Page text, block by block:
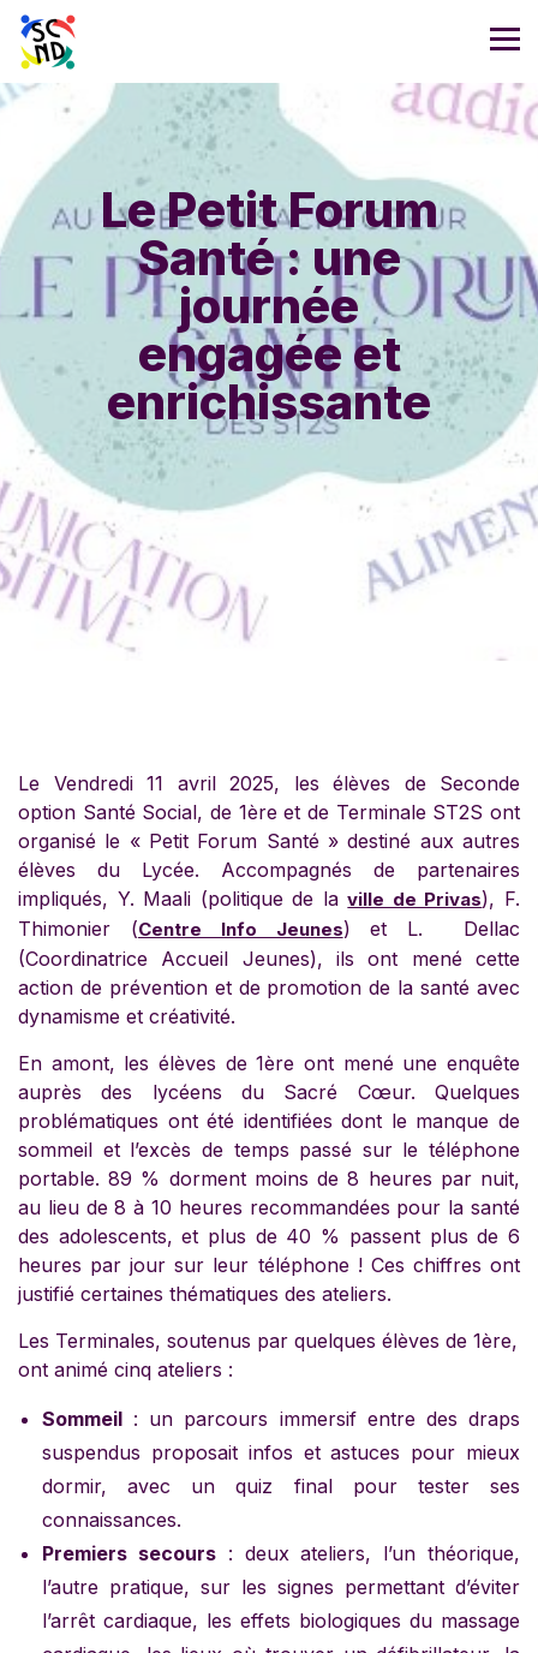
Le Petit Forum
Santé : une
journée
engagée et
enrichissante
Le Vendredi 11 avril 2025, les élèves de Seconde
option Santé Social, de 1ère et de Terminale ST2S ont
organisé le « Petit Forum Santé » destiné aux autres
élèves du Lycée. Accompagnés de partenaires
impliqués, Y. Maali (politique de laville de Privas), F.
Thimonier (Centre Info Jeunes) et L. Dellac
(Coordinatrice Accueil Jeunes), ils ont mené cette
action de prévention et de promotion de la santé avec
dynamisme et créativité.
En amont, les élèves de 1ère ont mené une enquête
auprès des lycéens du Sacré Cœur. Quelques
problématiques ont été identifiées dont le manque de
sommeil et l’excès de temps passé sur le téléphone
portable. 89 % dorment moins de 8 heures par nuit,
au lieu de 8 à 10 heures recommandées pour la santé
des adolescents, et plus de 40 % passent plus de 6
heures par jour sur leur téléphone ! Ces chiffres ont
justifié certaines thématiques des ateliers.
Les Terminales, soutenus par quelques élèves de 1ère,
ont animé cinq ateliers :
Sommeil : un parcours immersif entre des draps
suspendus proposait infos et astuces pour mieux
dormir, avec un quiz final pour tester ses
connaissances.
Premiers secours: deux ateliers, l’un théorique,
l’autre pratique, sur les signes permettant d’éviter
l’arrêt cardiaque, les effets biologiques du massage